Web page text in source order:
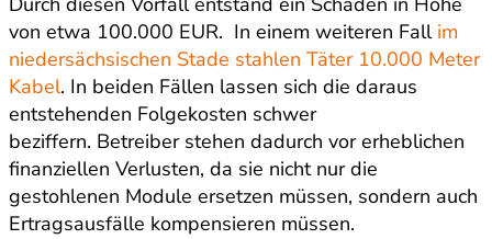
von etwa 100.000 EUR. In einem weiteren Fall im
niedersächsischen Stade stahlen Täter 10.000 Meter
Kabel. In beiden Fällen lassen sich die daraus
entstehenden Folgekosten schwer
beziffern. Betreiber stehen dadurch vor erheblichen
finanziellen Verlusten, da sie nicht nur die
gestohlenen Module ersetzen müssen, sondern auch
Ertragsausfälle kompensieren müssen.